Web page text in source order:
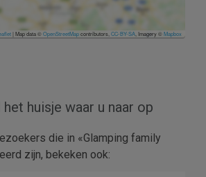
|Map data ©OpenStreetMapcontributors,CC-BY-SA, Imagery ©Mapbox
huisje waar u naar op
die in «Glamping family
zijn, bekeken ook: